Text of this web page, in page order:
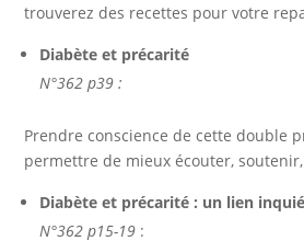
trouverez des recettes pour votre
Diabète et précarité
N°362 p39 :
Prendre conscience de cette double
permettre de mieux écouter,
Diabète et précarité : un lien
N°362 p15-19 :